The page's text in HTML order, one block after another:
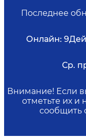
Последнее
Онлайн: 9
Ср.
Внимание! Если
отметьте их и
сообщить